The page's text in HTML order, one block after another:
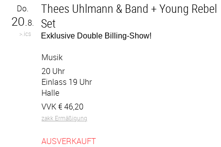
Do.
20.8.
>.ics
Thees Uhlmann & Band + Young Rebel
Set
Exklusive Double Billing-Show!
Musik
20 Uhr
Einlass 19 Uhr
Halle
VVK €46,20
zakk Ermäßigung
AUSVERKAUFT